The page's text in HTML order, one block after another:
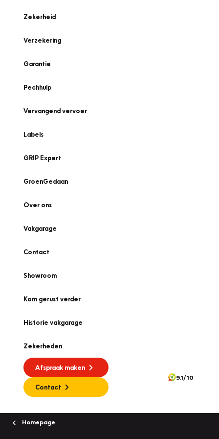
Zekerheid
Verzekering
Garantie
Pechhulp
Vervangend vervoer
Labels
GRIP Expert
GroenGedaan
Over ons
Vakgarage
Contact
Showroom
Kom gerust verder
Historie vakgarage
Zekerheden
Afspraak maken
Contact
9.1/10
Homepage